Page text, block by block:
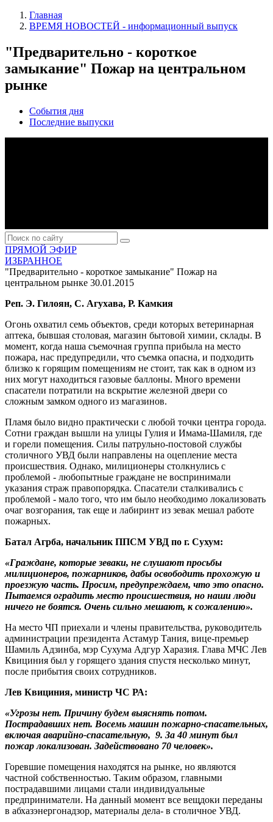
Главная
ВРЕМЯ НОВОСТЕЙ - информационный выпуск
"Предварительно - короткое
замыкание" Пожар на центральном
рынке
События дня
Последние выпуски
ПРЯМОЙ ЭФИР
ИЗБРАННОЕ
"Предварительно - короткое замыкание" Пожар на
центральном рынке 30.01.2015
Реп. Э. Гилоян, С. Агухава, Р. Камкия
Огонь охватил семь объектов, среди которых ветеринарная
аптека, бывшая столовая, магазин бытовой химии, склады. В
момент, когда наша съемочная группа прибыла на место
пожара, нас предупредили, что съемка опасна, и подходить
близко к горящим помещениям не стоит, так как в одном из
них могут находиться газовые баллоны. Много времени
спасатели потратили на вскрытие железной двери со
сложным замком одного из магазинов.
Пламя было видно практически с любой точки центра города.
Сотни граждан вышли на улицы Гулия и Имама-Шамиля, где
и горели помещения. Силы патрульно-постовой службы
столичного УВД были направлены на оцепление места
происшествия. Однако, милиционеры столкнулись с
проблемой - любопытные граждане не воспринимали
указания страж правопорядка. Спасатели сталкивались с
проблемой - мало того, что им было необходимо локализовать
очаг возгорания, так еще и лабиринт из зевак мешал работе
пожарных.
Батал Агрба, начальник ППСМ УВД по г. Сухум:
«Граждане, которые зеваки, не слушают просьбы
милиционеров, пожарников, дабы освободить прохожую и
проезжую часть. Просим, предупреждаем, что это опасно.
Пытаемся оградить место происшествия, но наши люди
ничего не боятся. Очень сильно мешают, к сожалению».
На место ЧП приехали и члены правительства, руководитель
администрации президента Астамур Тания, вице-премьер
Шамиль Адзинба, мэр Сухума Адгур Харазия. Глава МЧС Лев
Квициния был у горящего здания спустя несколько минут,
после прибытия своих сотрудников.
Лев Квициния, министр ЧС РА:
«Угрозы нет. Причину будем выяснять потом.
Пострадавших нет. Восемь машин пожарно-спасательных,
включая аварийно-спасательную, 9. За 40 минут был
пожар локализован. Задействовано 70 человек».
Горевшие помещения находятся на рынке, но являются
частной собственностью. Таким образом, главными
пострадавшими лицами стали индивидуальные
предприниматели. На данный момент все вещдоки переданы
в абхазэнергонадзор, материалы дела- в столичное УВД.